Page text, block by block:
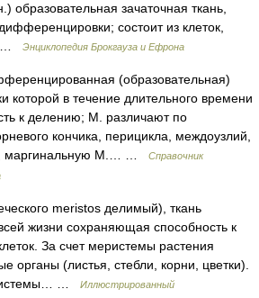
образовательная зачаточная ткань,
состоит из клеток,
…
Энциклопедия Брокгауза и Ефрона
(образовательная)
которой в течение длительного времени
к делению; М. различают по
кончика, перицикла, междоузлий,
маргинальную М.… …
Справочник
meristos делимый), ткань
жизни сохраняющая способность к
За счет меристемы растения
органы (листья, стебли, корни, цветки).
…
Иллюстрированный